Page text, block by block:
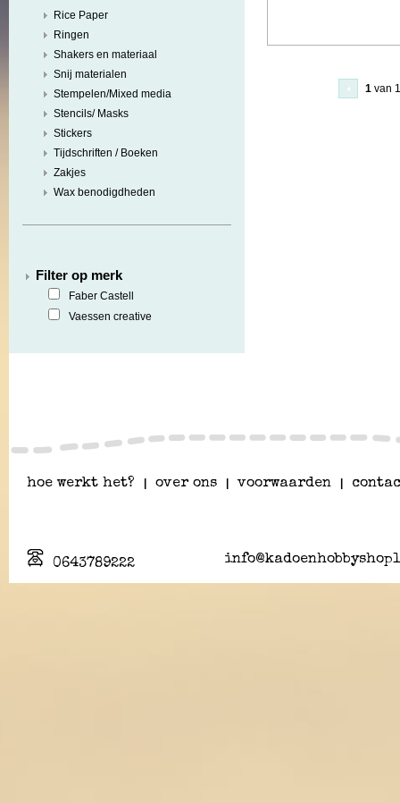
Rice Paper
Ringen
Shakers en materiaal
Snij materialen
Stempelen/Mixed media
Stencils/ Masks
Stickers
Tijdschriften / Boeken
Zakjes
Wax benodigdheden
Filter op merk
Faber Castell
Vaessen creative
1van 1
hoe werkt het? over ons voorwaarden
0643789222